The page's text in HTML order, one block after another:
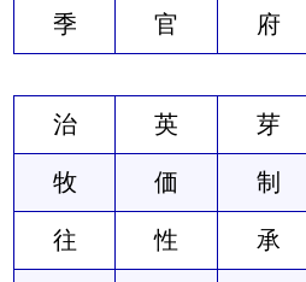
季 官 府
治 英 芽
牧 価 制
往 性 承